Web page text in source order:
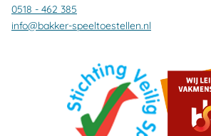
0518 - 462 385
info@bakker-speeltoestellen.nl